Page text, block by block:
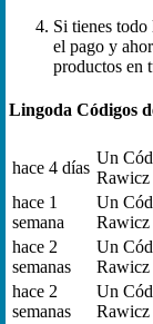
Si tienes todo
el pago y
productos en
Lingoda Códigos
hace 4 días
Un
Rawicz
hace 1
semana
Un
Rawicz
hace 2
semanas
Un
Rawicz
hace 2
semanas
Un
Rawicz